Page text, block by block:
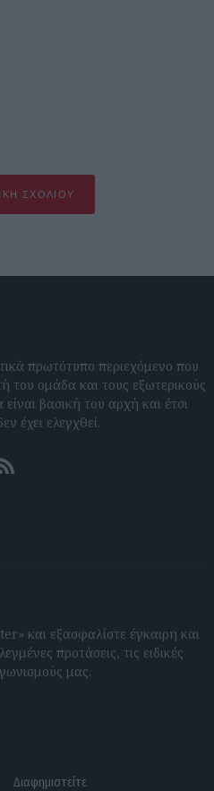
ΣΧΟΛΊΟΥ
πρωτότυπο περιεχόμενο που
του ομάδα και τους εξωτερικούς
βασική του αρχή και έτσι
έχει ελεγχθεί.
RSS feeds
και εξασφαλίστε έγκαιρη και
προτάσεις, τις ειδικές
μας.
Διαφημιστείτε